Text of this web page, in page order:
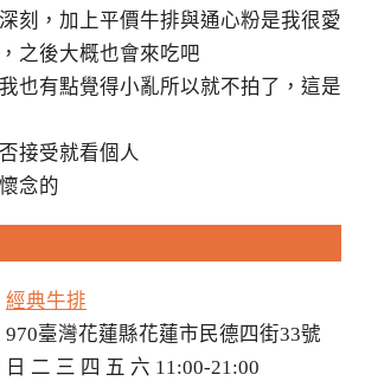
刻，加上平價牛排與通心粉是我很愛
之後大概也會來吃吧
也有點覺得小亂所以就不拍了，這是
接受就看個人
念的
經典牛排
970臺灣花蓮縣花蓮市民德四街33號
二 三 四 五 六 11:00-21:00